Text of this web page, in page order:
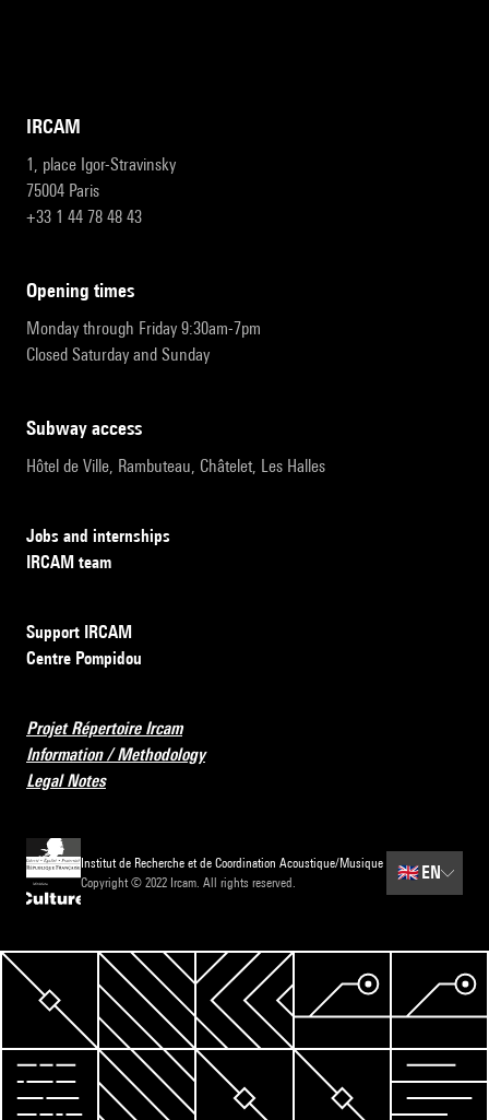
IRCAM
1, place Igor-Stravinsky
75004 Paris
+33 1 44 78 48 43
opening times
Monday through Friday 9:30am-7pm
Closed Saturday and Sunday
subway access
Hôtel de Ville, Rambuteau, Châtelet, Les Halles
Jobs and internships
IRCAM team
Support IRCAM
Centre Pompidou
Projet Répertoire Ircam
Information / Methodology
Legal Notes
Institut de Recherche et de Coordination Acoustique/Musique
Copyright © 2022 Ircam. All rights reserved.
🇬🇧 EN